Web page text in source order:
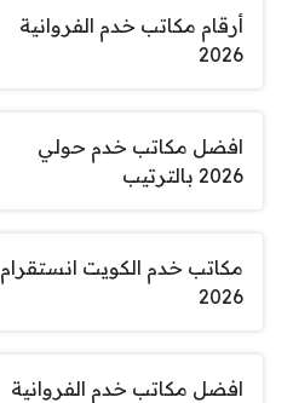
أرقام مكاتب خدم الفروانية
2026
افضل مكاتب خدم حولي
2026 بالترتيب
مكاتب خدم الكويت انستقرام
2026
افضل مكاتب خدم الفروانية